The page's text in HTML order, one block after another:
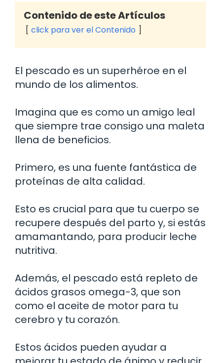
Contenido de este Artículos
click para ver el Contenido
El pescado es un superhéroe en el
mundo de los alimentos.
Imagina que es como un amigo leal
que siempre trae consigo una maleta
llena de beneficios.
Primero, es una fuente fantástica de
proteínas de alta calidad.
Esto es crucial para que tu cuerpo se
recupere después del parto y, si estás
amamantando, para producir leche
nutritiva.
Además, el pescado está repleto de
ácidos grasos omega-3, que son
como el aceite de motor para tu
cerebro y tu corazón.
Estos ácidos pueden ayudar a